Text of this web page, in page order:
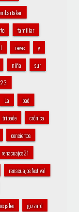
familiar
reves y
niña sur
La bad
tribade crónica
conciertos
renacuajos21
renacuajos festival
jaleo gizzard